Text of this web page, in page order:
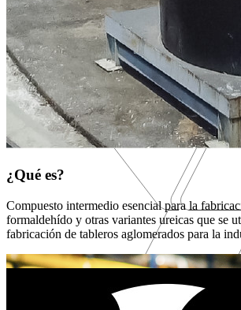
¿Qué es?
Compuesto intermedio esencial para la
formaldehído y otras variantes ureicas que se
fabricación de tableros aglomerados para la